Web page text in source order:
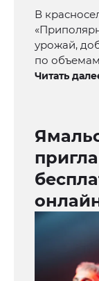
В
урожай,
по объемам
Читать